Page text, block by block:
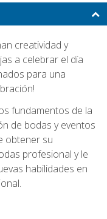
creatividad y
a celebrar el día
para una
fundamentos de la
de bodas y eventos
obtener su
profesional y le
habilidades en